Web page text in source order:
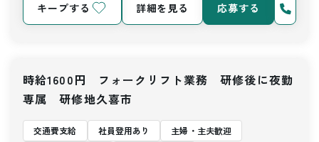
キープする 詳細を見る 応募する
時給1600円 フォークリフト業務 研修後に夜勤
専属 研修地久喜市
交通費支給 社員登用あり
主婦・主夫歓迎